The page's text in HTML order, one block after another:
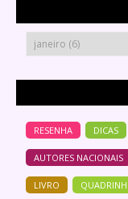
RESENHA DICAS
AUTORES NACIONAIS
LIVRO